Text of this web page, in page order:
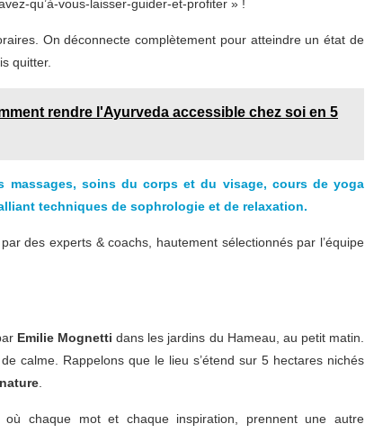
qu’à-vous-laisser-guider-et-profiter » !
On déconnecte complètement pour atteindre un état de
quitter.
rendre l'Ayurveda accessible chez soi en 5
massages, soins du corps et du visage, cours de yoga
techniques de sophrologie et de relaxation.
des experts & coachs, hautement sélectionnés par l’équipe
Emilie Mognetti dans les jardins du Hameau, au petit matin.
calme. Rappelons que le lieu s’étend sur 5 hectares nichés
chaque mot et chaque inspiration, prennent une autre